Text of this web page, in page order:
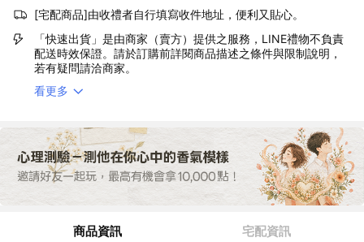
[宅配商品]由收禮者自行填寫收件地址，便利又貼心。
「快速出貨」是由商家（賣方）提供之服務，LINE禮物不負責
配送時效保證。請於訂購前詳閱商品描述之條件與限制說明，
若有疑問請洽商家。
看更多
商品資訊 宅配資訊